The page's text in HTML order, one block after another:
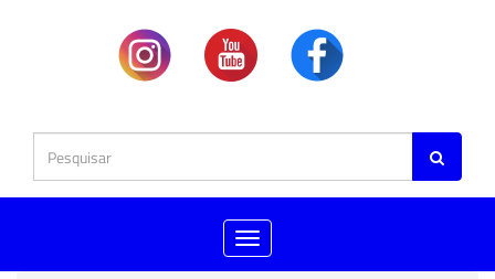
Toggle
navigation